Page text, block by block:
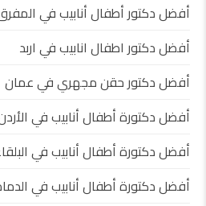
أفضل دكتور أطفال أنابيب في
أفضل دكتور اطفال انابيب في اربد
أفضل دكتور حقن مجهري في عمان
أفضل دكتورة أطفال أنابيب في
أفضل دكتورة أطفال أنابيب في
أفضل دكتورة أطفال أنابيب في